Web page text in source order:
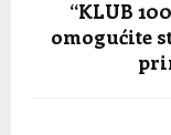
“KLUB
omogućite